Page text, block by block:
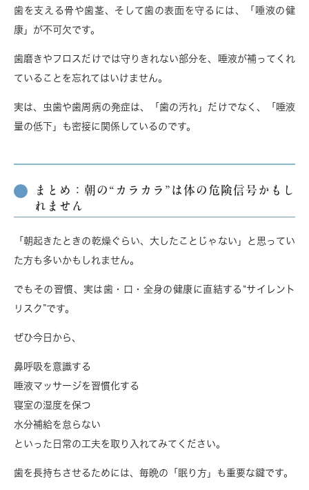
歯を支える骨や歯茎、そして歯の表面を守るには、「唾液の健
康」が不可欠です。
歯磨きやフロスだけでは守りきれない部分を、
唾液が補ってくれ
ている ことを忘れてはいけません。
実は、虫歯や歯周病の発症は、「歯の汚れ」だけでなく、「唾液
量の低下」も密接に関係しているのです。
まとめ：朝の“カラカラ”は体の危険信号かもし
れません
「朝起きたときの乾燥ぐらい、大したことじゃない」と思ってい
た方も多いかもしれません。
でもその習慣、実は歯・口・全身の健康に直結する“サイレント
リスク”です。
ぜひ今日から、
鼻呼吸を意識する
唾液マッサージを習慣化する
寝室の湿度を保つ
水分補給を怠らない
といった日常の工夫を取り入れてみてください。
歯を長持ちさせるためには、毎晩の「眠り方」も重要な鍵です。